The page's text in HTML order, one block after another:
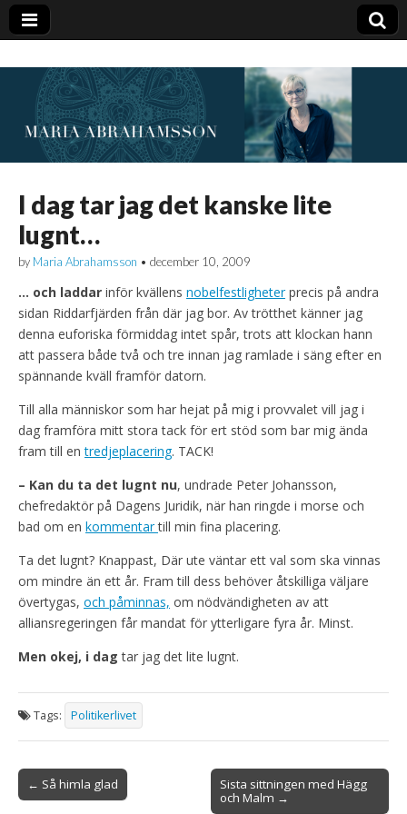
I dag tar jag det kanske lite
lugnt…
by Maria Abrahamsson • december 10, 2009
… och laddar inför kvällens nobelfestligheterprecis på andra
sidan Riddarfjärden från där jag bor. Av trötthet känner jag
denna euforiska förmiddag intet spår, trots att klockan hann
att passera både två och tre innan jag ramlade i säng efter en
spännande kväll framför datorn.
Till alla människor som har hejat på mig i provvalet vill jag i
dag framföra mitt stora tack för ert stöd som bar mig ända
fram till entredjeplacering. TACK!
– Kan du ta det lugnt nu, undrade Peter Johansson,
chefredaktör på Dagens Juridik, när han ringde i morse och
bad om en kommentartill min fina placering.
Ta det lugnt? Knappast, Där ute väntar ett val som ska vinnas
om mindre än ett år. Fram till dess behöver åtskilliga väljare
övertygas, och påminnas, om nödvändigheten av att
alliansregeringen får mandat för ytterligare fyra år. Minst.
Men okej, i dag tar jag det lite lugnt.
Tags: Politikerlivet
Post
navigation
← Så himla glad
Sista sittningen med Hägg
och Malm →